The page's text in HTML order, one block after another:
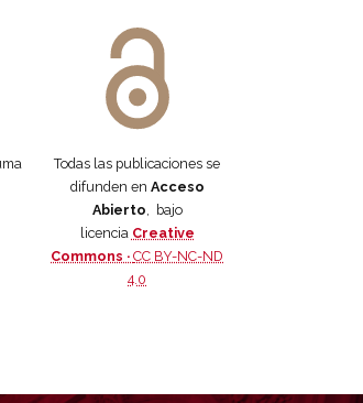
Todas las publicaciones se
difunden en Acceso
Abierto , bajo
licencia Creative
Commons ·CC BY-NC-ND
4.0